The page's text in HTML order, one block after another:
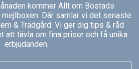
kommer Allt om Bostads
Där samlar vi det senaste
& Trädgård. Vi ger dig tips & råd
att tävla om fina priser och få unika
erbjudanden.